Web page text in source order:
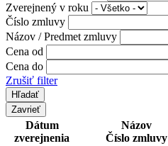
Zverejnený v roku
Číslo zmluvy
Názov / Predmet zmluvy
Cena od
Cena do
Zrušiť filter
Zavrieť
Dátum
zverejnenia
Názov
Číslo zmluvy